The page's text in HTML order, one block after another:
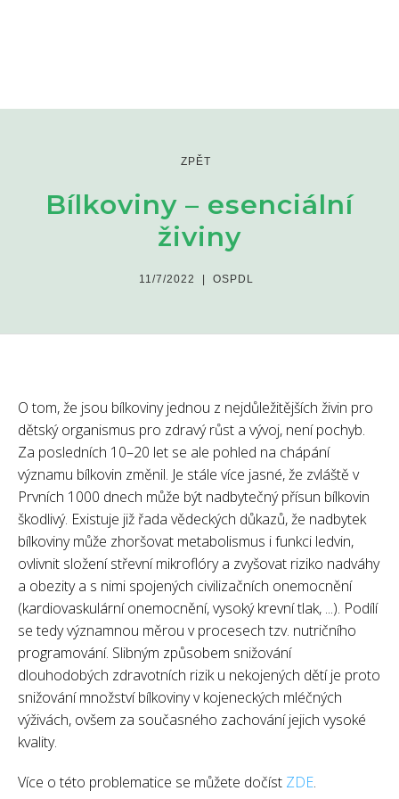
ZPĚT
Bílkoviny – esenciální
živiny
11/7/2022 | OSPDL
O tom, že jsou bílkoviny jednou z nejdůležitějších živin pro
dětský organismus pro zdravý růst a vývoj, není pochyb.
Za posledních 10–20 let se ale pohled na chápání
významu bílkovin změnil. Je stále více jasné, že zvláště v
Prvních 1000 dnech může být nadbytečný přísun bílkovin
škodlivý. Existuje již řada vědeckých důkazů, že nadbytek
bílkoviny může zhoršovat metabolismus i funkci ledvin,
ovlivnit složení střevní mikroflóry a zvyšovat riziko nadváhy
a obezity a s nimi spojených civilizačních onemocnění
(kardiovaskulární onemocnění, vysoký krevní tlak, ...). Podílí
se tedy významnou měrou v procesech tzv. nutričního
programování. Slibným způsobem snižování
dlouhodobých zdravotních rizik u nekojených dětí je proto
snižování množství bílkoviny v kojeneckých mléčných
výživách, ovšem za současného zachování jejich vysoké
kvality.
Více o této problematice se můžete dočíst ZDE.